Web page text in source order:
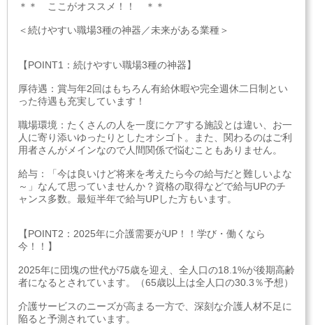
＊＊ ここがオススメ！！ ＊＊
＜続けやすい職場3種の神器／未来がある業種＞
【POINT1：続けやすい職場3種の神器】
厚待遇：賞与年2回はもちろん有給休暇や完全週休二日制とい
った待遇も充実しています！
職場環境：たくさんの人を一度にケアする施設とは違い、お一
人に寄り添いゆったりとしたオシゴト。また、関わるのはご利
用者さんがメインなので人間関係で悩むこともありません。
給与：「今は良いけど将来を考えたら今の給与だと難しいよな
～」なんて思っていませんか？資格の取得などで給与UPのチ
ャンス多数。最短半年で給与UPした方もいます。
【POINT2：2025年に介護需要がUP！！学び・働くなら
今！！】
2025年に団塊の世代が75歳を迎え、全人口の18.1%が後期高齢
者になるとされています。（65歳以上は全人口の30.3％予想）
介護サービスのニーズが高まる一方で、深刻な介護人材不足に
陥ると予測されています。